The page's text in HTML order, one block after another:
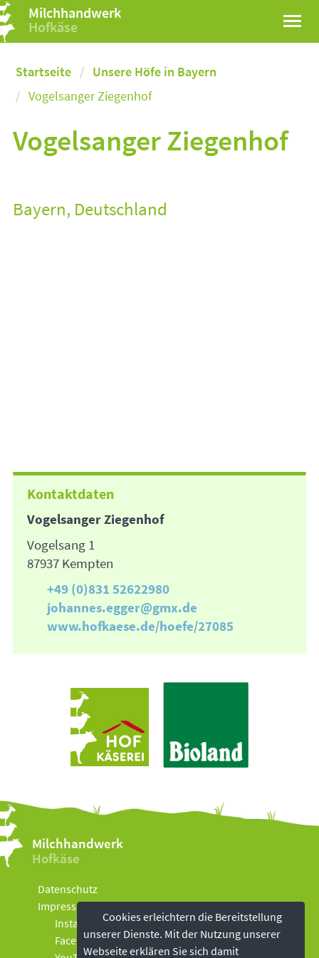
Milchhandwerk
Hofkäse
Startseite
Unsere Höfe in Bayern
Vogelsanger Ziegenhof
Vogelsanger Ziegenhof
Bayern, Deutschland
Kontaktdaten
Vogelsanger Ziegenhof
Vogelsang 1
87937 Kempten
+49 (0)831 52622980
johannes.egger@gmx.de
www.hofkaese.de/hoefe/27085
Cookies erleichtern die Bereitstellung
unserer Dienste. Mit der Nutzung unserer
Webseite erklären Sie sich damit
Milchhandwerk
Hofkäse
Datenschutz
Impressum
Instagram
Facebook